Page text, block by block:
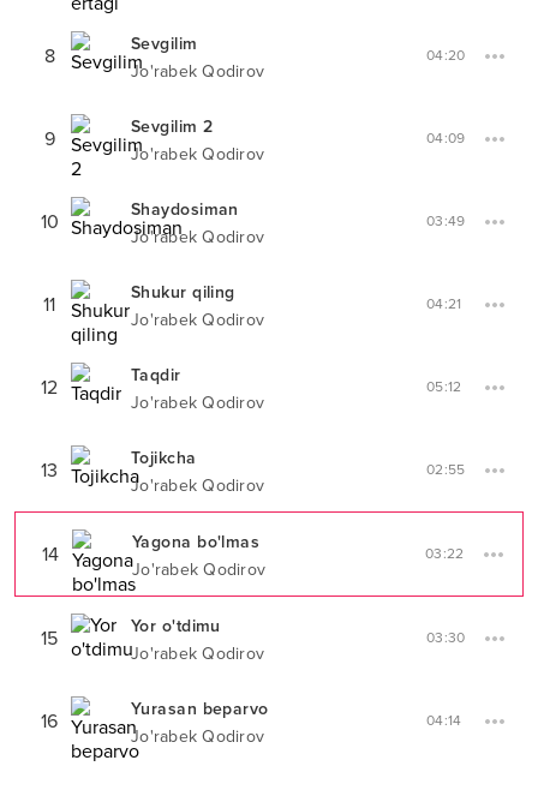
8
Sevgilim
Jo'rabek Qodirov
04:20
9
Sevgilim 2
Jo'rabek Qodirov
04:09
10
Shaydosiman
Jo'rabek Qodirov
03:49
11
Shukur qiling
Jo'rabek Qodirov
04:21
12
Taqdir
Jo'rabek Qodirov
05:12
13
Tojikcha
Jo'rabek Qodirov
02:55
14
Yagona bo'lmas
Jo'rabek Qodirov
03:22
15
Yor o'tdimu
Jo'rabek Qodirov
03:30
16
Yurasan beparvo
Jo'rabek Qodirov
04:14